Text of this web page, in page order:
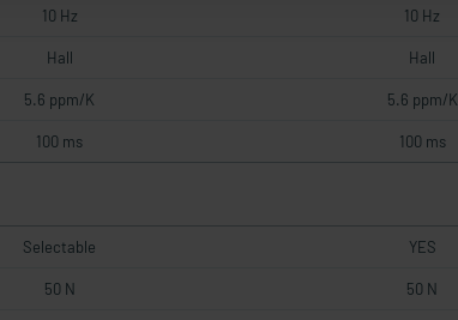
10 Hz 10 Hz
Hall Hall
5.6 ppm/K 5.6 ppm/K
100 ms 100 ms
Selectable YES
50 N 50 N